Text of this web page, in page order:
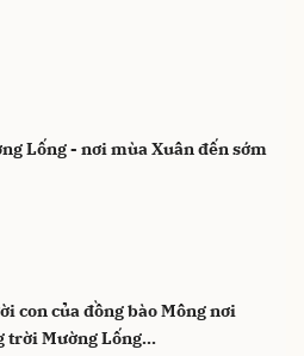
Lống - nơi mùa Xuân đến sớm
con của đồng bào Mông nơi
trời Mường Lống…